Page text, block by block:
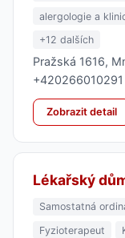
alergologie a
+12 dalších
Pražská 1616,
+420266010291
Zobrazit detail
Lékařský
Samostatná
Fyzioterapeut